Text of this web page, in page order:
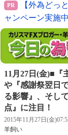
【外為どっ
ャンペーン実施中
11月27日(金)■『
や『感謝祭翌日
る影響』、そし
点』に注目！
2015年11月27日(金
羊飼い